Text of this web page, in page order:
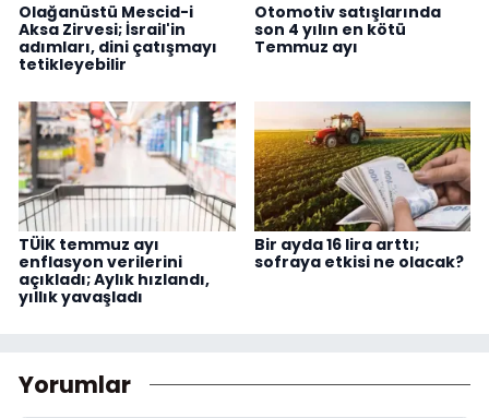
Olağanüstü Mescid-i
Aksa Zirvesi; İsrail'in
adımları, dini çatışmayı
tetikleyebilir
Otomotiv satışlarında
son 4 yılın en kötü
Temmuz ayı
TÜİK temmuz ayı
enflasyon verilerini
açıkladı; Aylık hızlandı,
yıllık yavaşladı
Bir ayda 16 lira arttı;
sofraya etkisi ne olacak?
Yorumlar